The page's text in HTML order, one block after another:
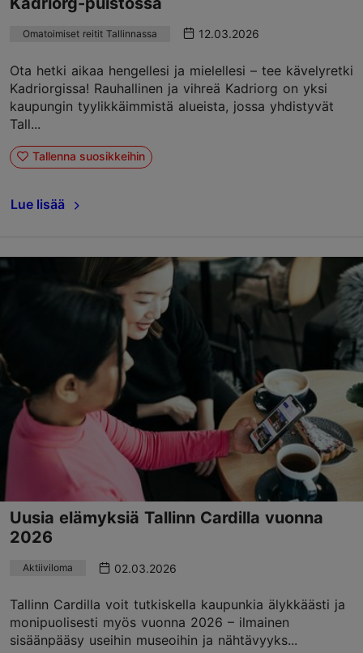
Omatoimiset reitit Tallinnassa 12.03.2026
Ota hetki aikaa hengellesi ja mielellesi – tee kävelyretki
Kadriorgissa! Rauhallinen ja vihreä Kadriorg on yksi
kaupungin tyylikkäimmistä alueista, jossa yhdistyvät
Tall...
Tallenna suosikkeihin
Lue lisää
Uusia elämyksiä Tallinn Cardilla vuonna
2026
Aktiiviloma 02.03.2026
Tallinn Cardilla voit tutkiskella kaupunkia älykkäästi ja
monipuolisesti myös vuonna 2026 – ilmainen
sisäänpääsy useihin museoihin ja nähtävyyks...